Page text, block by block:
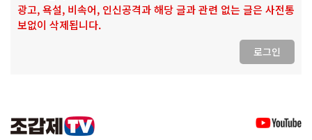
광고, 욕설, 비속어, 인신공격과 해당 글과 관련 없는 글은 사전통
보없이 삭제됩니다.
로그인